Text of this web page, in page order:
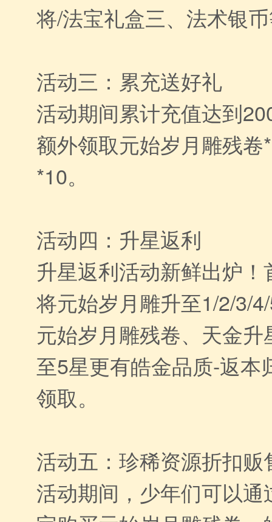
将/法宝礼盒三、法术银
活动三：累充送好礼
活动期间累计充值达到
额外领取元始岁月雕残
*10。
活动四：升星返利
升星返利活动新鲜出炉
将元始岁月雕升至1/2/3/
元始岁月雕残卷、天金
至5星更有皓金品质-返本
领取。
活动五：珍稀资源折扣贩
活动期间，少年们可以